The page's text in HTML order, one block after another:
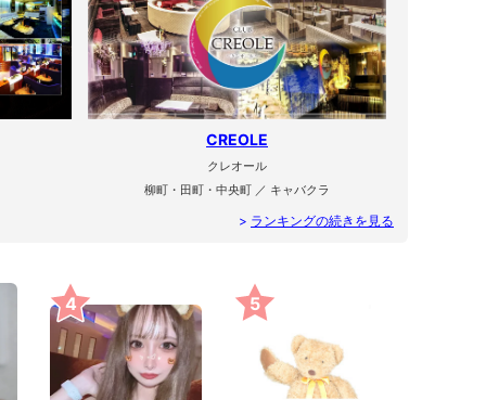
CREOLE
クレオール
柳町・田町・中央町 ／ キャバクラ
> ランキングの続きを見る
4 5